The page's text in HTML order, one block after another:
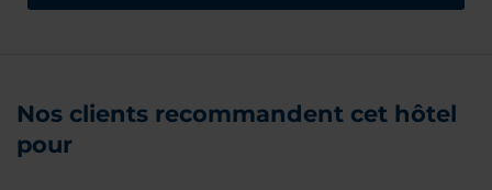
Nos clients recommandent cet hôtel
pour